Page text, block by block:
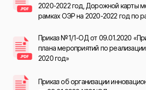
2020-2022 год, Дорожной карты
рамках ОЭР на 2020-2022 год по
Приказ №1/1-ОД от 09.01.2020
плана мероприятий по
2020 год»
Приказ об организации